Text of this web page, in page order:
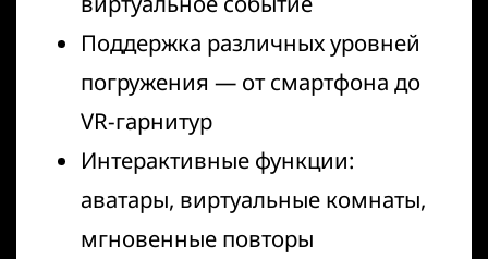
Поддержка различных уровней
погружения — от смартфона до
VR-гарнитур
Интерактивные функции:
аватары, виртуальные комнаты,
мгновенные повторы